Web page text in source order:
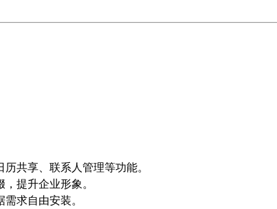
共享、联系人管理等功能。
提升企业形象。
求自由安装。